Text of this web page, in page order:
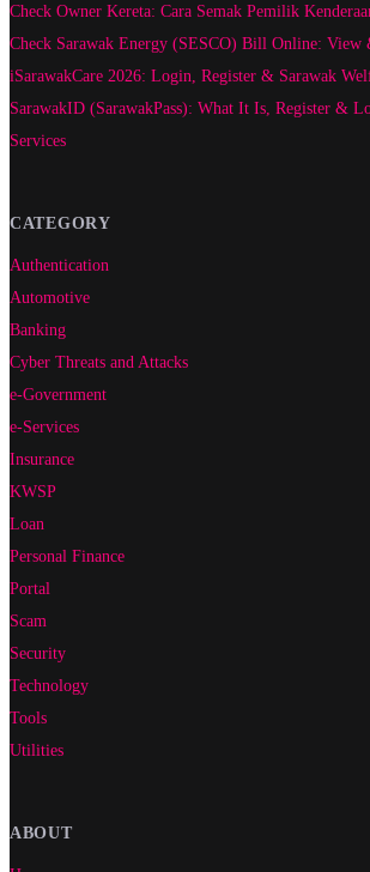
Check Owner Kereta: Cara Semak Pemilik
Check Sarawak Energy (SESCO) Bill Online:
iSarawakCare 2026: Login, Register & Sarawak
SarawakID (SarawakPass): What It Is, Register &
Services
CATEGORY
Authentication
Automotive
Banking
Cyber Threats and Attacks
e-Government
e-Services
Insurance
KWSP
Loan
Personal Finance
Portal
Scam
Security
Technology
Tools
Utilities
ABOUT